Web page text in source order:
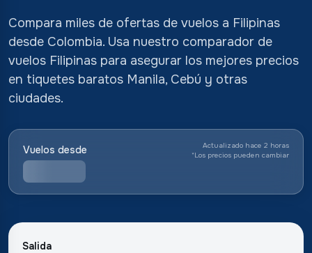
Compara miles de ofertas de vuelos a Filipinas
desde Colombia. Usa nuestro comparador de
vuelos Filipinas para asegurar los mejores precios
en tiquetes baratos Manila, Cebú y otras
ciudades.
Vuelos desde
Actualizado hace 2 horas
*Los precios pueden cambiar
Salida